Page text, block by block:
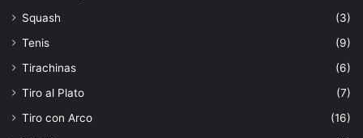
Squash
(3)
Tenis
(9)
Tirachinas
(6)
Tiro al Plato
(7)
Tiro con Arco
(16)